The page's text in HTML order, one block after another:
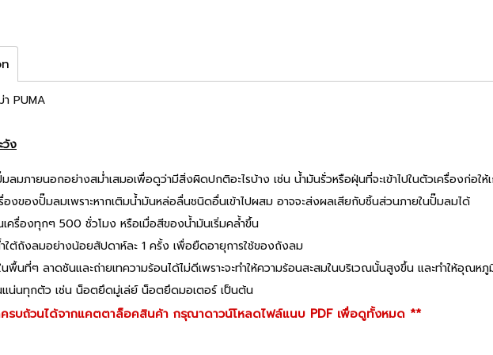
PUMA
วัง
ลมภายนอกอย่างสม่ำเสมอเพื่อดูว่ามีสิ่งผิดปกติอะไรบ้าง เช่น น้ำมันรั่วหรือฝุ่นที่จะเข้าไปในตัวเครื่องก่อใ
องของปั๊มลมเพราะหากเติมน้ำมันหล่อลื่นชนิดอื่นเข้าไปผสม อาจจะส่งผลเสียกับชิ้นส่วนภายในปั๊มลมได้
ครื่องทุกๆ 500 ชั่วโมง หรือเมื่อสีของน้ำมันเริ่มคล้ำขึ้น
ใต้ถังลมอย่างน้อยสัปดาห์ละ 1 ครั้ง เพื่อยืดอายุการใช้ของถังลม
นที่ๆ ลาดชันและถ่ายเทความร้อนได้ไม่ดีเพราะจะทำให้ความร้อนสะสมในบริเวณนั้นสูงขึ้น และทำให้อุณห
น่นทุกตัว เช่น น็อตยึดมู่เล่ย์ น็อตยึดมอเตอร์ เป็นต้น
ครบถ้วนได้จากแคตตาล็อคสินค้า กรุณาดาวน์โหลดไฟล์แนบ PDF เพื่อดูทั้งหมด **